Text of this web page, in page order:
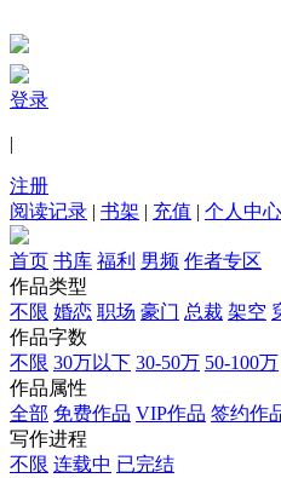
登录
|
注册
阅读记录 | 书架 | 充值 | 个人中心
首页 书库 福利 男频 作者专区
作品类型
不限 婚恋 职场 豪门 总裁 架空
作品字数
不限 30万以下 30-50万 50-100万
作品属性
全部 免费作品 VIP作品 签约作
写作进程
不限 连载中 已完结